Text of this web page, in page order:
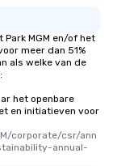
Park MGM en/of het
meer dan 51%
als welke van de
het openbare
en initiatieven voor
corporate/csr/ann
annual-